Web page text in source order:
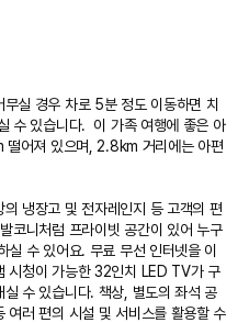
실 경우 차로 5분 정도 이동하면 치
수 있습니다.  이 가족 여행에 좋은 아
어져 있으며, 2.8km 거리에는 아편
냉장고 및 전자레인지 등 고객의 편
코니처럼 프라이빗 공간이 있어 누구
수 있어요. 무료 무선 인터넷을 이
시청이 가능한 32인치 LED TV가 구
수 있습니다. 책상, 별도의 좌석 공
여러 편의 시설 및 서비스를 활용할 수